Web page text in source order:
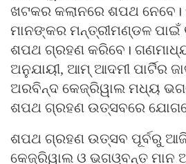
ଖଟକର କଲାନରେ ଶପଥ
ମାନଙ୍କର ମନ୍ତ୍ରୀମଣ୍ଡଳ ପାଇଁ
ଶପଥ ଗ୍ରହଣ କରିବେ।
ଅନୁଯାୟୀ, ଆମ୍ ଆଦମୀ ପାର୍ଟିର
ଅରବିନ୍ଦ କେଜ୍ରିୱାଲ ମଧ୍ୟ
ଶପଥ ଗ୍ରହଣ ଉତ୍ସବରେ
ଶପଥ ଗ୍ରହଣ ଉତ୍ସବ ପୂର୍ବରୁ
କେଜ୍ରିୱାଲ ଓ ଭଗଓ୍ବନ୍ତ